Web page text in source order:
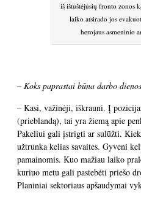
iš ištuštėjusių fronto zonos
laiko atsirado jos
herojaus asmeninio
– Koks paprastai būna darbo
– Kasi, važinėji, iškrauni. Į
(prieblandą), tai yra žiemą apie
Pakeliui gali įstrigti ar sulūžti.
užtrunka kelias savaites. Gyveni
pamainomis. Kuo mažiau laiko
kuriuo metu gali pastebėti priešo
Planiniai sektoriaus apšaudymai